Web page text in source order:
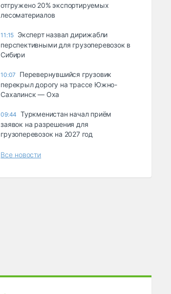
отгружено 20% экспортируемых
лесоматериалов
11:15 Эксперт назвал дирижабли
перспективными для грузоперевозок в
Сибири
10:07
Перевернувшийся грузовик
перекрыл дорогу на трассе Южно-
Сахалинск — Оха
09:44
Туркменистан начал приём
заявок на разрешения для
грузоперевозок на 2027 год
Все новости